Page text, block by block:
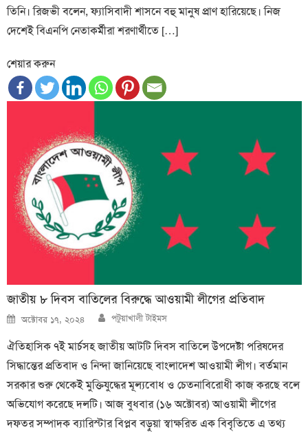
তিনি। রিজভী বলেন, ফ্যাসিবাদী শাসনে বহু মানুষ প্রাণ হারিয়েছে। নিজ
দেশেই বিএনপি নেতাকর্মীরা শরণার্থীতে […]
শেয়ার করুন
জাতীয় ৮ দিবস বাতিলের বিরুদ্ধে আওয়ামী লীগের প্রতিবাদ
Posted
on
অক্টোবর ১৭, ২০২৪ Author
পটুয়াখালী টাইমস
ঐতিহাসিক ৭ই মার্চসহ জাতীয় আটটি দিবস বাতিলে উপদেষ্টা পরিষদের
সিদ্ধান্তের প্রতিবাদ ও নিন্দা জানিয়েছে বাংলাদেশ আওয়ামী লীগ। বর্তমান
সরকার শুরু থেকেই মুক্তিযুদ্ধের মূল্যবোধ ও চেতনাবিরোধী কাজ করছে বলে
অভিযোগ করেছে দলটি। আজ বুধবার (‌১৬ অক্টোবর) আওয়ামী লীগের
দফতর সম্পাদক ব্যারিস্টার বিপ্লব বড়ুয়া স্বাক্ষরিত এক বিবৃতিতে এ তথ্য